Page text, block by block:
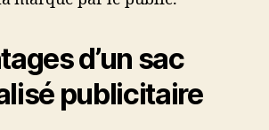
d’un sac
publicitaire